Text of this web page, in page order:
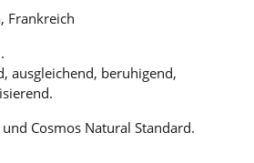
Frankreich
ausgleichend, beruhigend,
Cosmos Natural Standard.